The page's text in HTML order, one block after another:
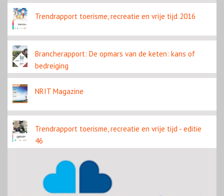
Trendrapport toerisme, recreatie en vrije tijd 2016
Brancherapport: De opmars van de keten: kans of
bedreiging
NRIT Magazine
Trendrapport toerisme, recreatie en vrije tijd - editie
46